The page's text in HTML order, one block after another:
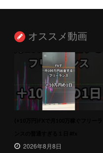
オススメ動画
2026年8月8日